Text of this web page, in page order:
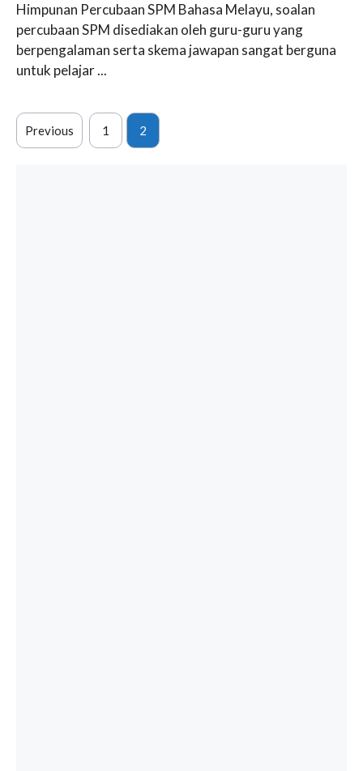
Himpunan Percubaan SPM Bahasa Melayu, soalan
percubaan SPM disediakan oleh guru-guru yang
berpengalaman serta skema jawapan sangat berguna
untuk pelajar ...
Previous 1 2